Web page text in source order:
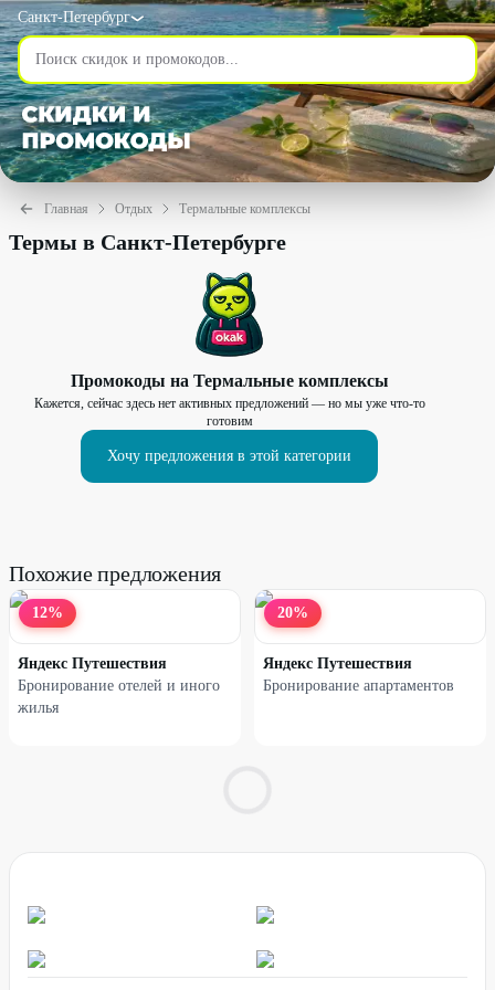
Санкт-Петербург
Главная Отдых Термальные комплексы
Термы в Санкт-Петербурге
Промокоды на Термальные комплексы
Кажется, сейчас здесь нет активных предложений — но мы уже что-то
готовим
Хочу предложения в этой категории
Похожие предложения
12%
Яндекс Путешествия
Бронирование отелей и иного
жилья
20%
Яндекс Путешествия
Бронирование апартаментов